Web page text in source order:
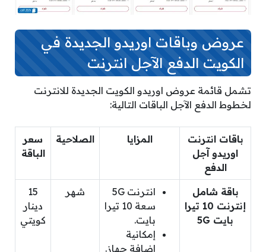
عروض وباقات اوريدو الجديدة في
الكويت الدفع الآجل انترنت
تشمل قائمة عروض اوريدو الكويت الجديدة للانترنت
لخطوط الدفع الآجل الباقات التالية:
باقات انترنت
اوريدو آجل
الدفع
المزايا الصلاحية
سعر
الباقة
باقة شامل
إنترنت 10 تيرا
بايت 5G
انترنت 5G
سعة 10 تيرا
بايت.
إمكانية
إضافة جهاز.
شهر
15
دينار
كويتي